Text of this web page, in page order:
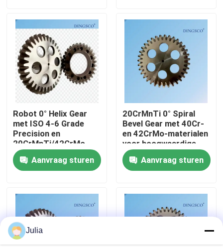
Over Ons
Fabriekstour
Kwaliteitscontrole
Neem contact met ons op
Gevallen
Vraag een offerte
Robot 0° Helix Gear
met ISO 4-6 Grade
Precision en
20CrMnTi/42CrMo
materiaal voor nul
axiale belasting
Aanvraag sturen
20CrMnTi 0° Spiral
Bevel Gear met 40Cr-
en 42CrMo-materialen
voor hoogwaardige
robotversnellingen
Aanvraag sturen
Julia